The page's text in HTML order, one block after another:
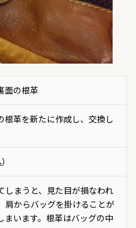
面の根革
根革を新たに作成し、交換し
しまうと、見た目が損なわれ
肩からバッグを掛けることが
まいます。根革はバッグの中